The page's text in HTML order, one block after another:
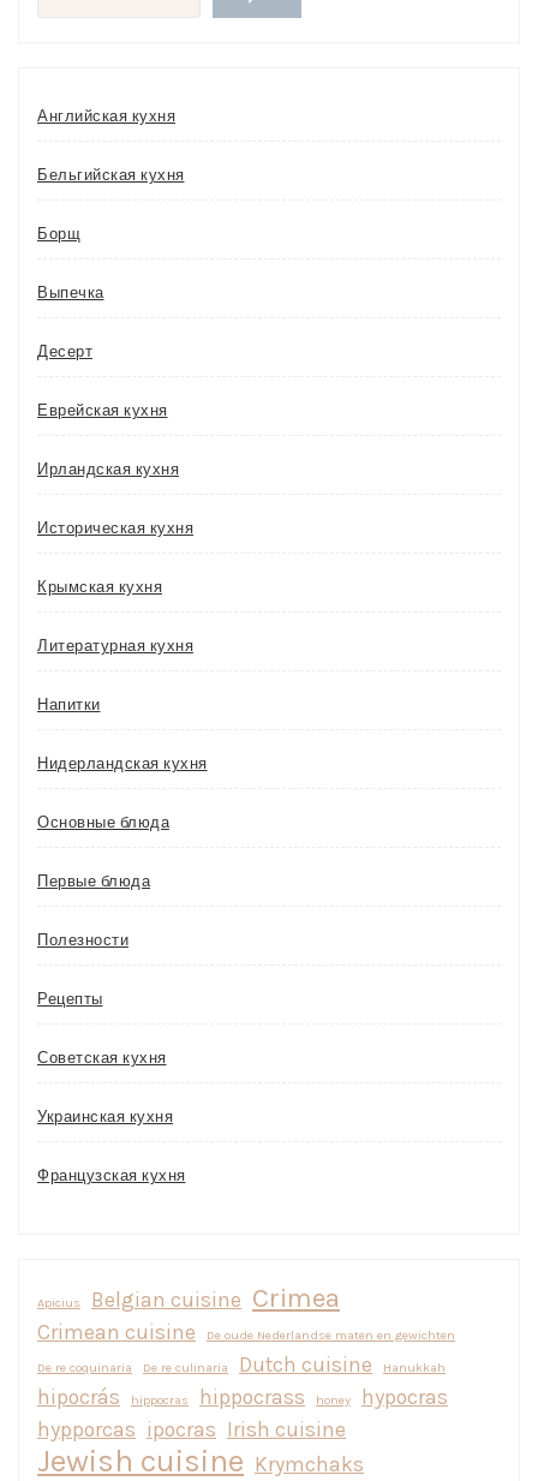
Английская кухня
Бельгийская кухня
Борщ
Выпечка
Десерт
Еврейская кухня
Ирландская кухня
Историческая кухня
Крымская кухня
Литературная кухня
Напитки
Нидерландская кухня
Основные блюда
Первые блюда
Полезности
Рецепты
Советская кухня
Украинская кухня
Французская кухня
Apicius Belgian cuisine Crimea
Crimean cuisine De oude Nederlandse maten en gewichten
De re coquinaria De re culinaria Dutch cuisine Hanukkah
hipocrás hippocras hippocrass honey
hypocras
hypporcas ipocras Irish cuisine
Jewish cuisine Krymchaks